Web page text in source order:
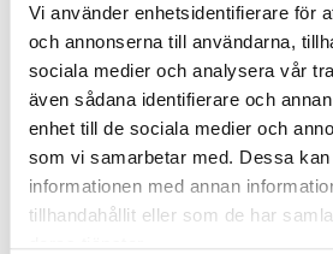
Vi använder enhetsidentifierare för
och annonserna till användarna,
sociala medier och analysera vår
även sådana identifierare och
enhet till de sociala medier och
som vi samarbetar med. Dessa
informationen med annan
tillhandahållit eller som de har
2023-12-08
NCC bygger med
Spångbergshallen i Filipstad
2023-12-07